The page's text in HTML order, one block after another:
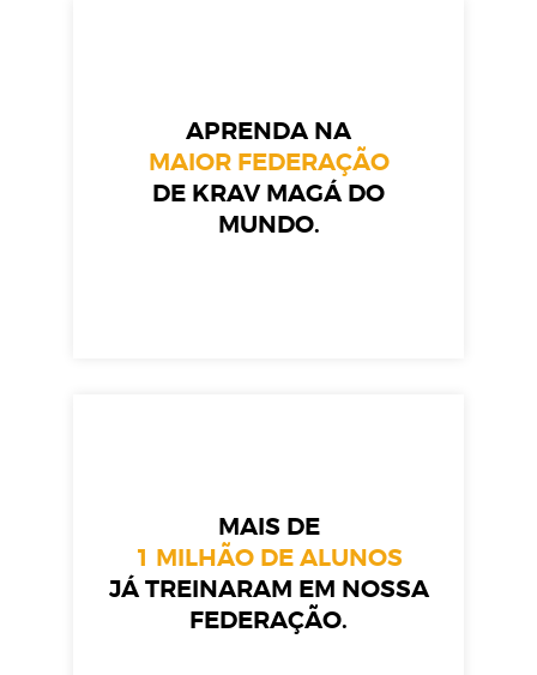
APRENDA NA
MAIOR FEDERAÇÃO
DE KRAV MAGÁ DO
MUNDO.
MAIS DE
1 MILHÃO DE ALUNOS
JÁ TREINARAM EM NOSSA
FEDERAÇÃO.